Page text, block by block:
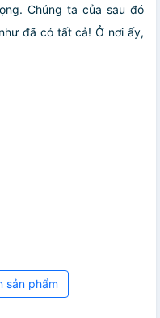
Chúng ta của sau đó
đã có tất cả! Ở nơi ấy,
sản phẩm